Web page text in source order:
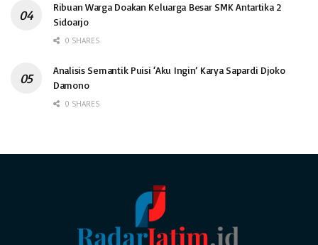
Ribuan Warga Doakan Keluarga Besar SMK Antartika 2
Sidoarjo
0 SHARES
Analisis Semantik Puisi ‘Aku Ingin’ Karya Sapardi Djoko
Damono
0 SHARES